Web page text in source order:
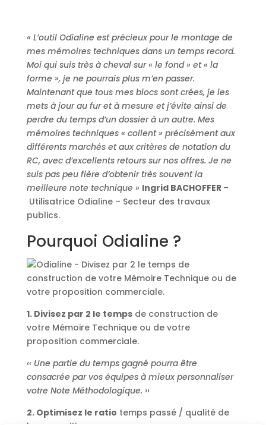
« L’outil Odialine est précieux pour le montage de
mes mémoires techniques dans un temps record.
Moi qui suis très à cheval sur « le fond » et « la
forme », je ne pourrais plus m’en passer.
Maintenant que tous mes blocs sont crées, je les
mets à jour au fur et à mesure et j’évite ainsi de
perdre du temps d’un dossier à un autre. Mes
mémoires techniques « collent » précisément aux
différents marchés et aux critères de notation du
RC, avec d’excellents retours sur nos offres. Je ne
suis pas peu fière d’obtenir très souvent la
meilleure note technique » Ingrid BACHOFFER –
Utilisatrice Odialine – Secteur des travaux
publics.
Pourquoi Odialine ?
1. Divisez par 2 le tempsde construction de
votre Mémoire Technique ou de votre
proposition commerciale.
‹‹ Une partie du temps gagné pourra être
consacrée par vos équipes à mieux personnaliser
votre Note Méthodologique. ››
2. Optimisez le ratio temps passé / qualité de